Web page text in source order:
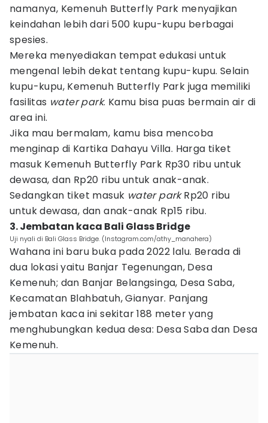
namanya, Kemenuh Butterfly Park menyajikan
keindahan lebih dari 500 kupu-kupu berbagai
spesies.
Mereka menyediakan tempat edukasi untuk
mengenal lebih dekat tentang kupu-kupu. Selain
kupu-kupu, Kemenuh Butterfly Park juga memiliki
fasilitas water park. Kamu bisa puas bermain air di
area ini.
Jika mau bermalam, kamu bisa mencoba
menginap di Kartika Dahayu Villa. Harga tiket
masuk Kemenuh Butterfly Park Rp30 ribu untuk
dewasa, dan Rp20 ribu untuk anak-anak.
Sedangkan tiket masuk water parkRp20 ribu
untuk dewasa, dan anak-anak Rp15 ribu.
3. Jembatan kaca Bali Glass Bridge
Uji nyali di Bali Glass Bridge. (Instagram.com/athy_manahera)
Wahana ini baru buka pada 2022 lalu. Berada di
dua lokasi yaitu Banjar Tegenungan, Desa
Kemenuh; dan Banjar Belangsinga, Desa Saba,
Kecamatan Blahbatuh, Gianyar. Panjang
jembatan kaca ini sekitar 188 meter yang
menghubungkan kedua desa: Desa Saba dan Desa
Kemenuh.